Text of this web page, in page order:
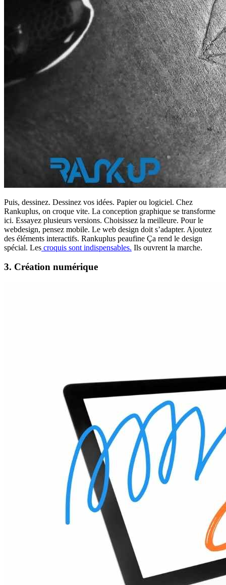
Puis, dessinez. Dessinez vos idées. Papier ou logiciel. Chez
Rankuplus, on croque vite. La conception graphique se transforme
ici. Essayez plusieurs versions. Choisissez la meilleure. Pour le
webdesign, pensez mobile. Le web design doit s’adapter. Ajoutez
des éléments interactifs. Rankuplus peaufine Ça rend le design
spécial. Les croquis sont indispensables. Ils ouvrent la marche.
3. Création numérique